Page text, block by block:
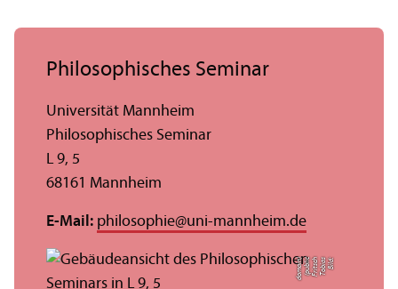
Bil
d:
T
o
bi
a
s
F
ri
t
s
c
h
(
p
u
bli
c
d
o
m
ai
n)
Philosophisches Seminar
Universität Mannheim
Philosophisches Seminar
L 9, 5
68161 Mannheim
E-Mail: philosophie@uni-mannheim.de